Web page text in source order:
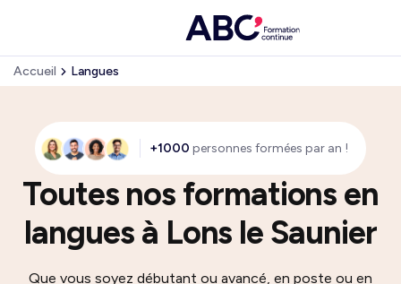
Accueil Langues
+1000 personnes formées par an !
Toutes nos formations en
langues à Lons le Saunier
Que vous soyez débutant ou avancé, en poste ou en